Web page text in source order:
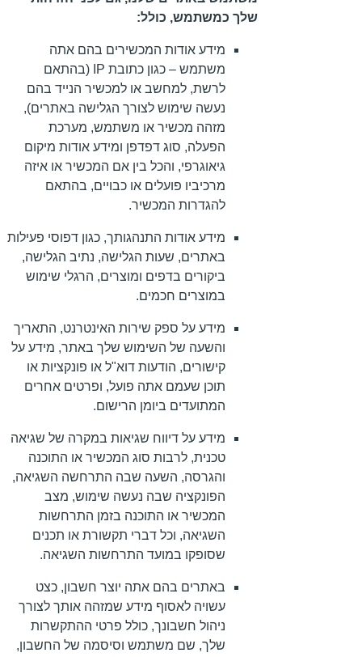
שלך כמשתמש, כולל:
מידע אודות המכשירים בהם אתה
משתמש – כגון כתובת IP (בהתאם
לרשת, למחשב או למכשיר הנייד בהם
נעשה שימוש לצורך הגלישה באתרים),
מזהה מכשיר או משתמש, מערכת
הפעלה, סוג דפדפן ומידע אודות מיקום
גיאוגרפי, והכל בין אם המכשיר או איזה
מרכיביו פועלים או כבויים, בהתאם
להגדרות המכשיר.
מידע אודות התנהגותך, כגון דפוסי פעילות
באתרים, שעות הגלישה, נתיב הגלישה,
ביקורים בדפים ומוצרים, הרגלי שימוש
במוצרים חכמים.
מידע על ספק שירות האינטרנט, התאריך
והשעה של השימוש שלך באתר, מידע על
קישורים, הודעות דוא"ל או פונקציות או
תוכן שעמם אתה פועל, ופרטים אחרים
המתועדים ביומן הרישום.
מידע על דיווח שגיאות במקרה של שגיאה
טכנית, לרבות סוג המכשיר או התוכנה
והגרסה, השעה שבה התרחשה השגיאה,
הפונקציה שבה נעשה שימוש, מצב
המכשיר או התוכנה בזמן התרחשות
השגיאה, וכל דברי תקשורת או תכנים
שסופקו במועד התרחשות השגיאה.
באתרים בהם אתה יוצר חשבון, כצט
עשויה לאסוף מידע שמזהה אותך לצורך
ניהול חשבונך, כולל פרטי ההתקשרות
שלך, שם משתמש וסיסמה של החשבון,